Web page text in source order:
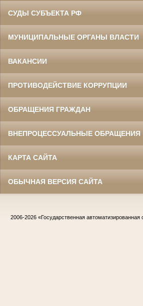
СУДЫ СУБЪЕКТА РФ
МУНИЦИПАЛЬНЫЕ ОРГАНЫ ВЛАСТИ
ВАКАНСИИ
ПРОТИВОДЕЙСТВИЕ КОРРУПЦИИ
ОБРАЩЕНИЯ ГРАЖДАН
ВНЕПРОЦЕССУАЛЬНЫЕ ОБРАЩЕНИЯ
КАРТА САЙТА
ОБЫЧНАЯ ВЕРСИЯ САЙТА
2006-2026 «Государственная